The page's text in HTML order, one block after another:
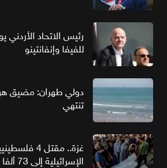
رئيس الاتحاد الأردني
للفيفا وإنفانتينو
دولي طهران: مضيق
تنتهي
غزة.. مقتل
الإسرائيلية إلى 73 ألفا و381